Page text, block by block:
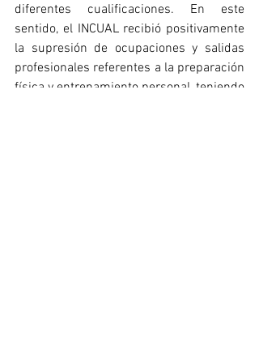
diferentes cualificaciones. En este
sentido, el INCUAL recibió positivamente
la supresión de ocupaciones y salidas
profesionales referentes a la preparación
física y entrenamiento personal, teniendo